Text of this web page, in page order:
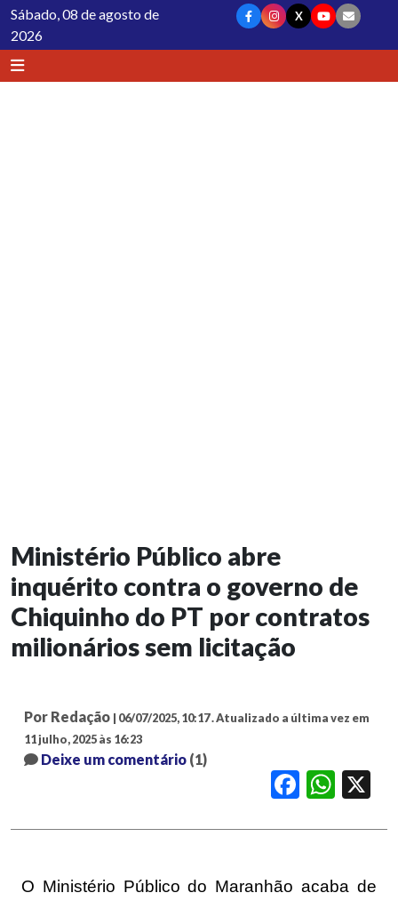
Sábado, 08 de agosto de
2026
X
Ministério Público abre
inquérito contra o governo de
Chiquinho do PT por contratos
milionários sem licitação
Por Redação | 06/07/2025, 10:17 .Atualizado a última vez em
11 julho, 2025 às 16:23
Deixe um comentário (1)
FacebookWhatsApp
O Ministério Público do Maranhão acaba de